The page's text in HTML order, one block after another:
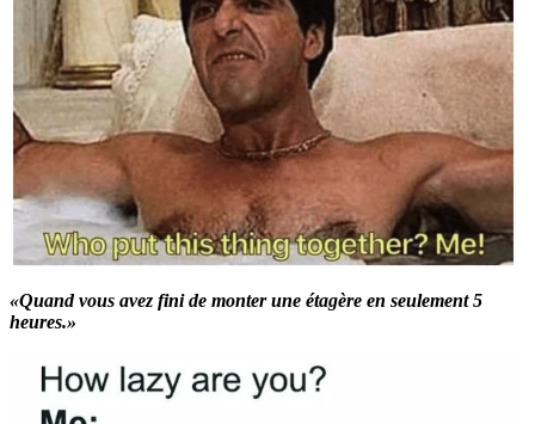
«Quand vous avez fini de monter une étagère en seulement 5
heures.»